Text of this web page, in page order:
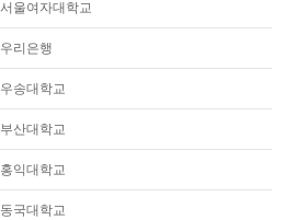
서울여자대학교
우리은행
우송대학교
부산대학교
홍익대학교
동국대학교